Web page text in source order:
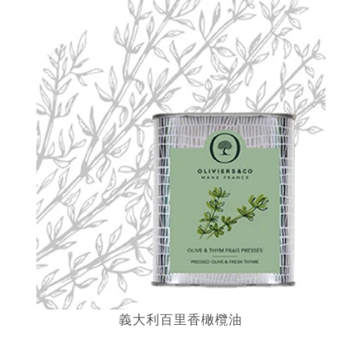
義大利百里香橄欖油